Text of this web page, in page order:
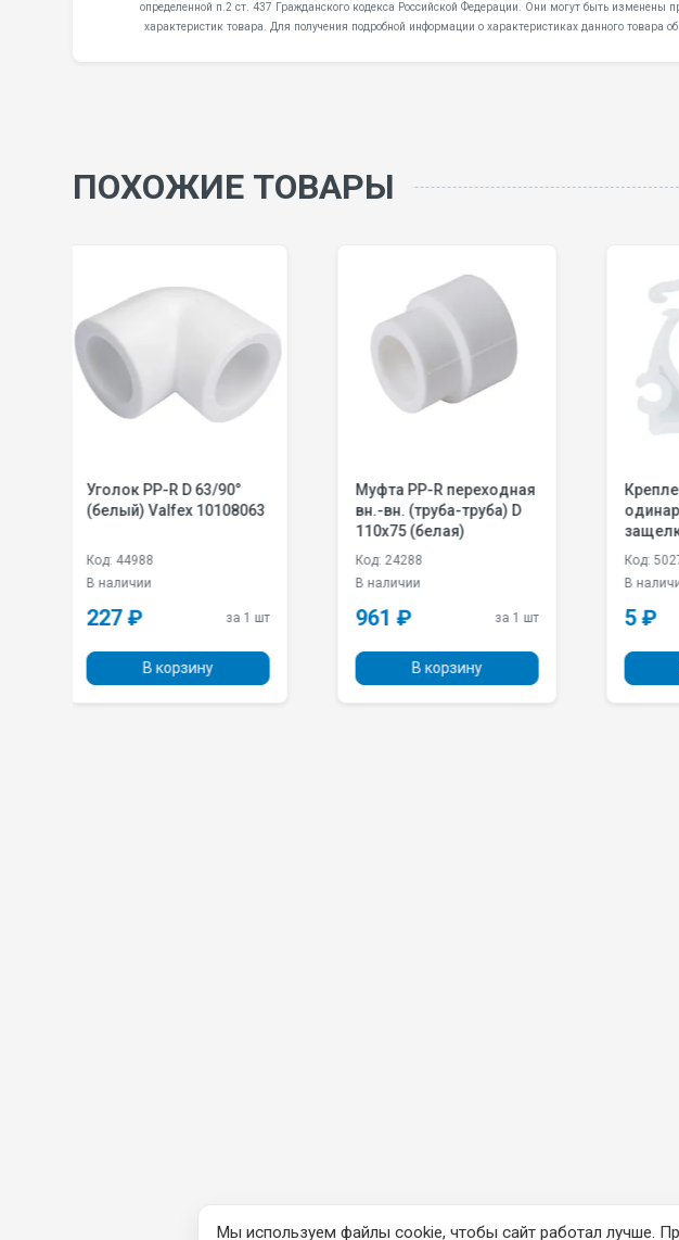
определенной п.2 ст. 437 Гражданского кодекса Российской Федерации. Они могут быть изменены
характеристик товара. Для получения подробной информации о характеристиках данного
ПОХОЖИЕ ТОВАРЫ
Муфта PP-R переходная
вн.-вн. (труба-труба) D
Код: 24288
В наличии
961 ₽ за 1 шт
В корзину
Крепление настен.
одинарн. PP-R D 20 с
защелкой (белое)
Valfex 10160020
Код: 50275
В наличии
5 ₽ за 1 шт
В корзину
вн.р.
В
Мы используем файлы cookie, чтобы сайт работал лучше.